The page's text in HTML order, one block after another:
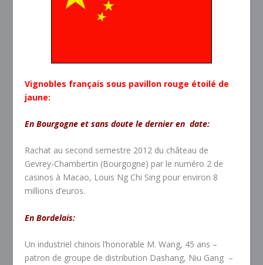
Vignobles français sous pavillon rouge étoilé de
jaune:
En Bourgogne et sans doute le dernier en date:
Rachat au second semestre 2012 du château de
Gevrey-Chambertin (Bourgogne) par le numéro 2 de
casinos à Macao, Louis Ng Chi Sing pour environ 8
millions d’euros.
En Bordelais:
Un industriel chinois l’honorable M. Wang, 45 ans –
patron de groupe de distribution Dashang, Niu Gang –